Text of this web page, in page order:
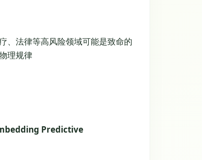
、法律等高风险领域可能是致命的
理规律
Predictive